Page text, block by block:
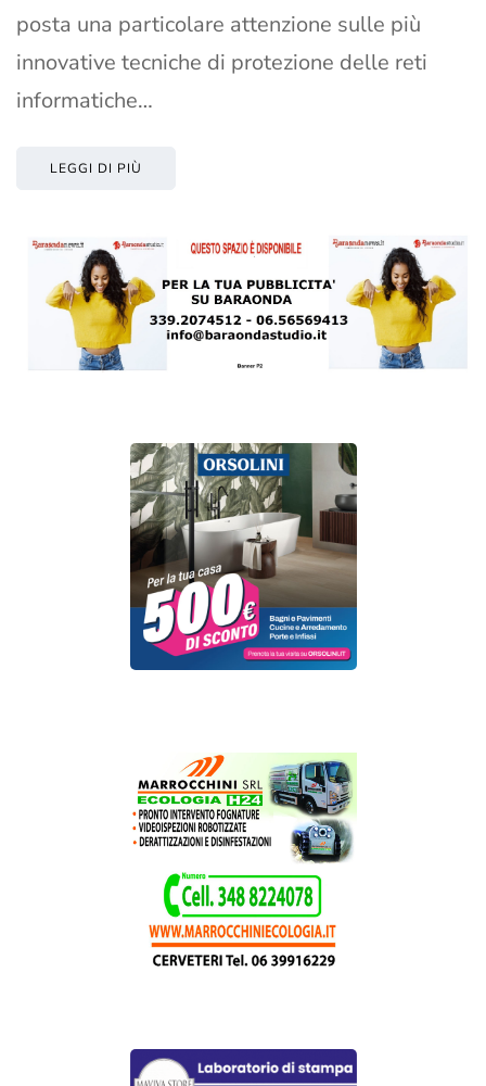
posta una particolare attenzione sulle più
innovative tecniche di protezione delle reti
informatiche…
LEGGI DI PIÙ